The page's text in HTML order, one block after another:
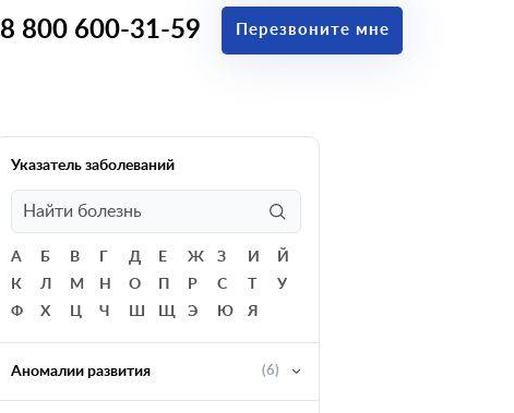
8 800 600-31-59 Перезвоните мне
Указатель заболеваний
А Б В Д Е Ж З И
Й
К
Л М Н О Р С
У
Ф
Х Ц Ч Ш Щ Э Ю Я
Аномалии развития (6)